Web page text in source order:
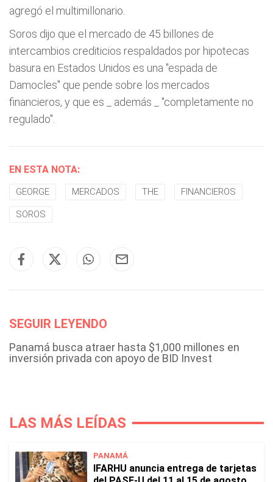
agregó el multimillonario.
Soros dijo que el mercado de 45 billones de
intercambios crediticios respaldados por hipotecas
basura en Estados Unidos es una "espada de
Damocles" que pende sobre los mercados
financieros, y que es _ además _ "completamente no
regulado".
EN ESTA NOTA:
GEORGE MERCADOS THE FINANCIEROS
SOROS
SEGUIR LEYENDO
Panamá busca atraer hasta $1,000 millones en
inversión privada con apoyo de BID Invest
LAS MÁS LEÍDAS
PANAMÁ
IFARHU anuncia entrega de tarjetas